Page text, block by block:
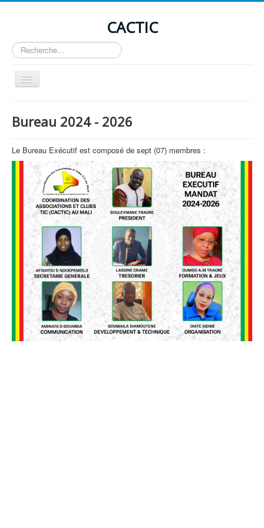
CACTIC
Rechercher
Basculer
la
Présentation
Activités
Actualité
Avis de formation
Offre d'emploi
Contacts
Bureau 2024 - 2026
Le Bureau Exécutif est composé de sept (07) membres :